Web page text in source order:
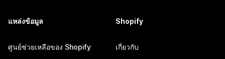
แหล่งข้อมูล
ศูนย์ช่วยเหลือของ Shopify
Shopify
เกี่ยวกับ